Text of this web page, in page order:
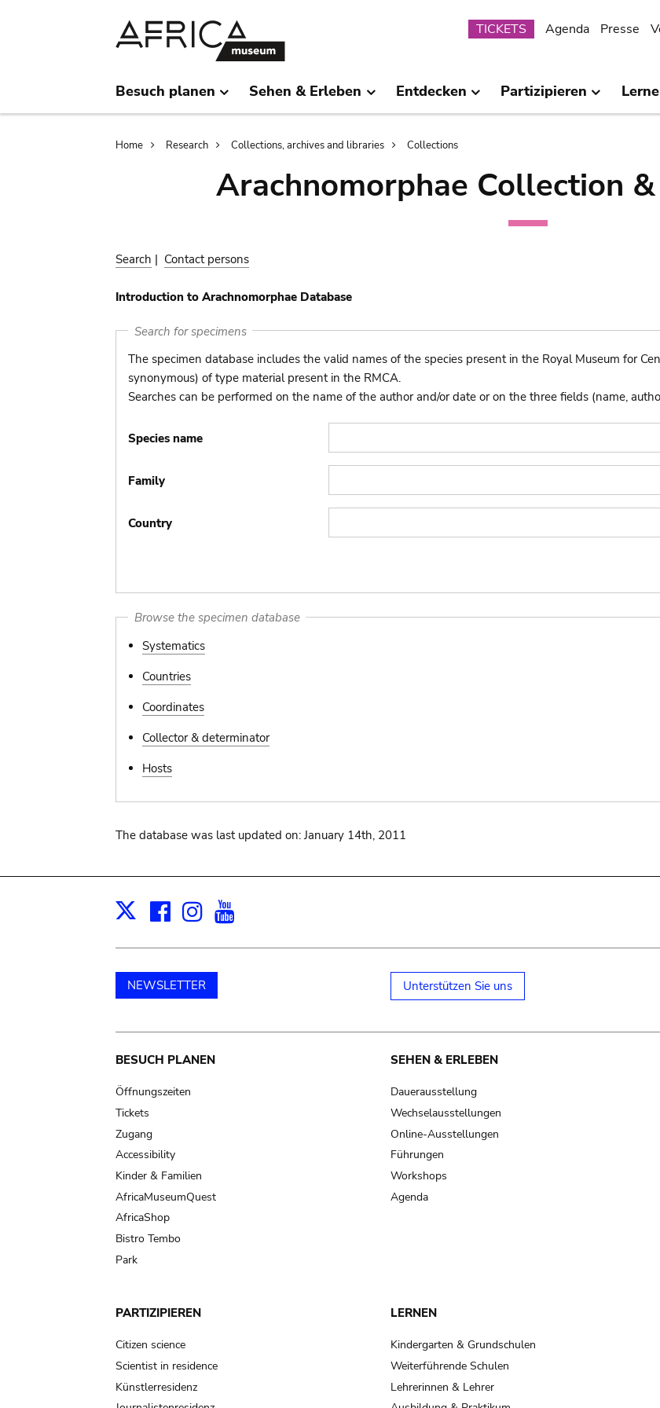
Submenu
TICKETS Agenda Presse
Besuch planen Sehen & Erleben Entdecken Partizipieren
Breadcrumb
Home Research Collections, archives and libraries Collections
Arachnomorphae Collection
Search | Contact persons
Introduction to Arachnomorphae Database
Search for specimens
The specimen database includes the valid names of the species present in the Royal Museum for
synonymous) of type material present in the RMCA.
Searches can be performed on the name of the author and/or date or on the three fields (name,
Species name
Family
Country
Browse the specimen database
Systematics
Countries
Coordinates
Collector & determinator
Hosts
The database was last updated on: January 14th, 2011
X Facebook
Instagram
NEWSLETTER Unterstützen Sie uns
Main
navigation
BESUCH PLANEN
Öffnungszeiten
Tickets
Zugang
Accessibility
Kinder & Familien
AfricaMuseumQuest
AfricaShop
Bistro Tembo
Park
SEHEN & ERLEBEN
Dauerausstellung
Wechselausstellungen
Online-Ausstellungen
Führungen
Workshops
Agenda
PARTIZIPIEREN
Citizen science
Scientist in residence
Künstlerresidenz
LERNEN
Kindergarten & Grundschulen
Weiterführende Schulen
Lehrerinnen & Lehrer